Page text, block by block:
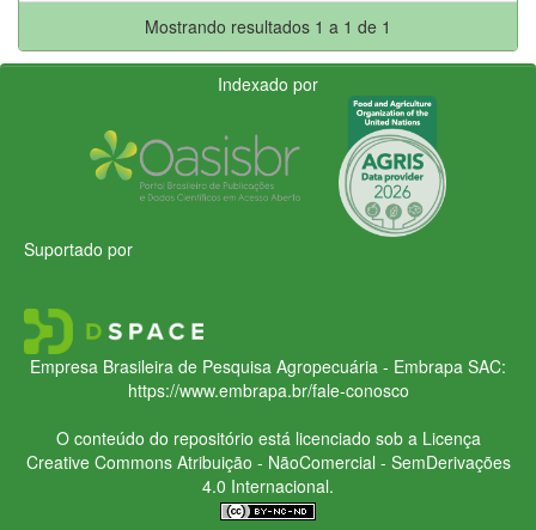
Mostrando resultados 1 a 1 de 1
Indexado por
Suportado por
Empresa Brasileira de Pesquisa Agropecuária - Embrapa SAC:
https://www.embrapa.br/fale-conosco
O conteúdo do repositório está licenciado sob a Licença
Creative CommonsAtribuição - NãoComercial - SemDerivações
4.0 Internacional.